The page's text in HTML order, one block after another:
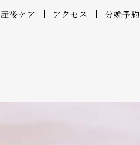
産後ケア アクセス 分娩予約